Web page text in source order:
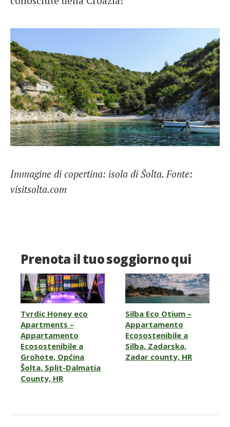
Immagine di copertina: isola di Šolta. Fonte:
visitsolta.com
Prenota il tuo soggiorno qui
Tvrdic Honey eco
Apartments –
Appartamento
Ecosostenibile a
Grohote, Općina
Šolta, Split-Dalmatia
County, HR
Silba Eco Otium –
Appartamento
Ecosostenibile a
Silba, Zadarska,
Zadar county, HR